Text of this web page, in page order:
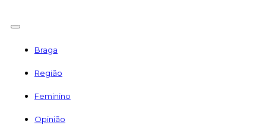
Braga
Região
Feminino
Opinião